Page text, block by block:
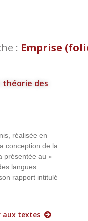
: Emprise
théorie des
réalisée en
conception de la
présentée au «
langues
rapport intitulé
aux textes